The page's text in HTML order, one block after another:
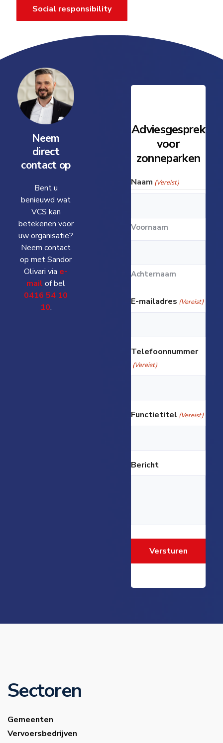
Social responsibility
Neem
direct
contact op
Bent u
benieuwd wat
VCS kan
betekenen voor
uw organisatie?
Neem contact
op met Sandor
Olivari via e-
mail of bel
0416 54 10
10.
Adviesgesprek
voor
zonneparken
Naam (Vereist)
Voornaam
Achternaam
E-mailadres (Vereist)
Telefoonnummer
(Vereist)
Functietitel (Vereist)
Bericht
Sectoren
Gemeenten
Vervoersbedrijven